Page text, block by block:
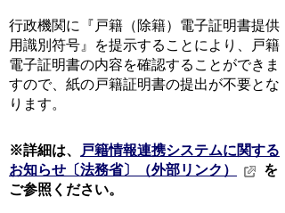
行政機関に『戸籍（除籍）電子証明書提供
用識別符号』を提示することにより、戸籍
電子証明書の内容を確認することができま
すので、紙の戸籍証明書の提出が不要とな
ります。
※詳細は、
戸籍情報連携システムに関する
お知らせ〔法務省〕（外部リンク）
を
ご参照ください。